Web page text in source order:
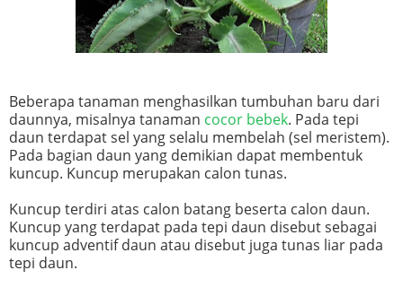
Beberapa tanaman menghasilkan tumbuhan baru dari
daunnya, misalnya tanaman cocor bebek. Pada tepi
daun terdapat sel yang selalu membelah (sel meristem).
Pada bagian daun yang demikian dapat membentuk
kuncup. Kuncup merupakan calon tunas.
Kuncup terdiri atas calon batang beserta calon daun.
Kuncup yang terdapat pada tepi daun disebut sebagai
kuncup adventif daun atau disebut juga tunas liar pada
tepi daun.